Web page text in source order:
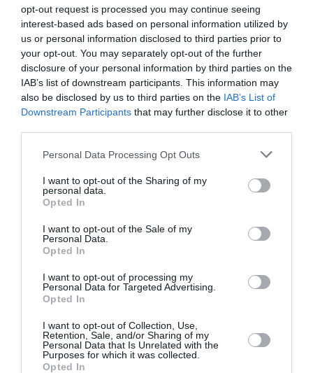
opt-out request is processed you may continue seeing
interest-based ads based on personal information utilized by
us or personal information disclosed to third parties prior to
your opt-out. You may separately opt-out of the further
disclosure of your personal information by third parties on the
IAB’s list of downstream participants. This information may
also be disclosed by us to third parties on the IAB’s List of
Downstream Participants that may further disclose it to other
Personal Data Processing Opt Outs
I want to opt-out of the Sharing of my
personal data.
Opted In
I want to opt-out of the Sale of my
Personal Data.
Opted In
I want to opt-out of processing my
Personal Data for Targeted Advertising.
Opted In
I want to opt-out of Collection, Use,
Retention, Sale, and/or Sharing of my
Personal Data that Is Unrelated with the
Purposes for which it was collected.
Opted In
a commenté l'article :
Airbus A320neo et A350 : un défaut latent de bouton
incendie peut provoquer l’arrêt d’un moteur
Thaïlande a commenté l'article :
Il s’est masturbé sur une passagère endormie : trois ans
de prison et interdiction de séjour en Thaïlande
histoire de l'aviation
LE 10 AOÛT 1908 DANS LE
CIEL : LE PRÉFET DU
MANS SAUVE LA...